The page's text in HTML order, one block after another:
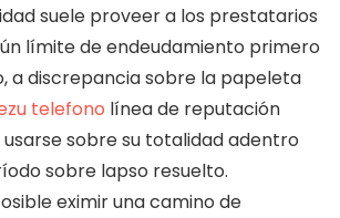
suele proveer a los prestatarios
límite de endeudamiento primero
a discrepancia sobre la papeleta
telefono línea de reputación
sobre su totalidad adentro
sobre lapso resuelto.
eximir una camino de